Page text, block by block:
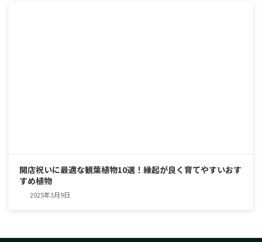
開店祝いに最適な観葉植物10選！縁起が良く育てやすいおす
すめ植物
2025年3月9日